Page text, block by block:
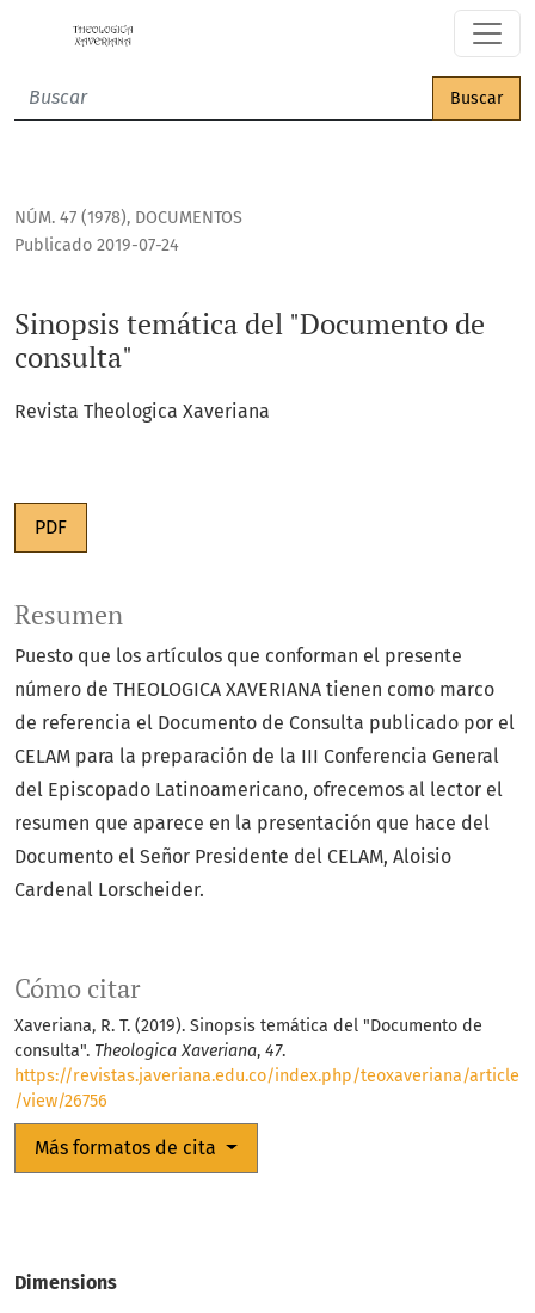
Buscar
NÚM. 47 (1978), DOCUMENTOS
Sinopsis temática del "Documento de
consulta"
Publicado 2019-07-24
Revista Theologica Xaveriana
PDF
Cómo citar
Xaveriana, R. T. (2019). Sinopsis temática del "Documento de
consulta". Theologica Xaveriana, 47.
https://revistas.javeriana.edu.co/index.php/teoxaveriana/article
/view/26756
Más formatos de cita
Dimensions
Resumen
Puesto que los artículos que conforman el presente
número de THEOLOGICA XAVERIANA tienen como marco
de referencia el Documento de Consulta publicado por el
CELAM para la preparación de la III Conferencia General
del Episcopado Latinoamericano, ofrecemos al lector el
resumen que aparece en la presentación que hace del
Documento el Señor Presidente del CELAM, Aloisio
Cardenal Lorscheider.